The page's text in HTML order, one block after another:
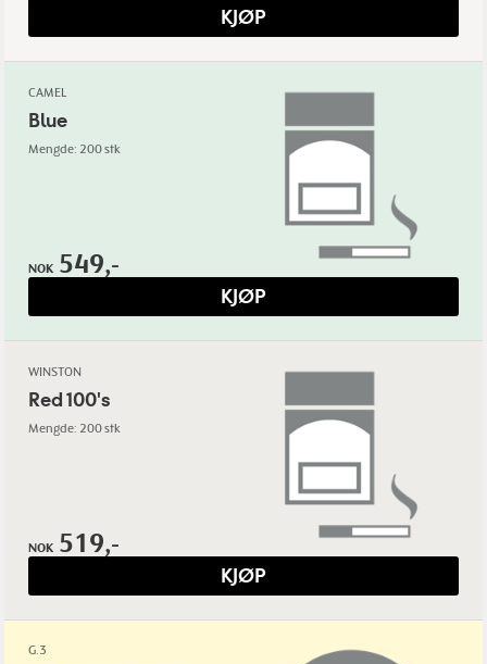
KJØP
CAMEL
Blue
Mengde: 200 stk
NOK 549,-
KJØP
WINSTON
Red 100's
Mengde: 200 stk
NOK 519,-
KJØP
G.3